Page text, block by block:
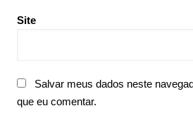
Site
Salvar meus dados neste
que eu comentar.